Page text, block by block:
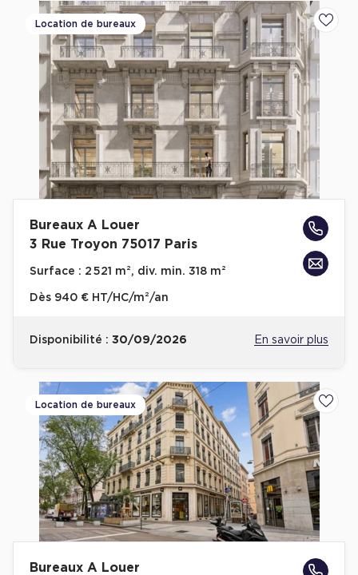
Location de bureaux
Bureaux A Louer
3 Rue Troyon 75017 Paris
Surface : 2 521 m², div. min. 318 m²
Dès 940 € HT/HC/m²/an
Disponibilité : 30/09/2026 En savoir plus
Location de bureaux
Bureaux A Louer